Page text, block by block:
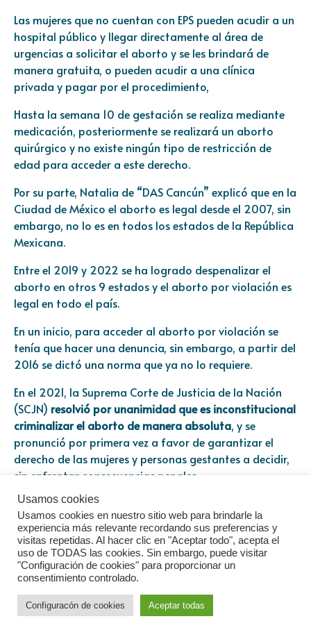
Las mujeres que no cuentan con EPS pueden acudir a un
hospital público y llegar directamente al área de
urgencias a solicitar el aborto y se les brindará de
manera gratuita, o pueden acudir a una clínica
privada y pagar por el procedimiento,
Hasta la semana 10 de gestación se realiza mediante
medicación, posteriormente se realizará un aborto
quirúrgico y no existe ningún tipo de restricción de
edad para acceder a este derecho.
Por su parte, Natalia de “DAS Cancún” explicó que en la
Ciudad de México el aborto es legal desde el 2007, sin
embargo, no lo es en todos los estados de la República
Mexicana.
Entre el 2019 y 2022 se ha logrado despenalizar el
aborto en otros 9 estados y el aborto por violación es
legal en todo el país.
En un inicio, para acceder al aborto por violación se
tenía que hacer una denuncia, sin embargo, a partir del
2016 se dictó una norma que ya no lo requiere.
En el 2021, la Suprema Corte de Justicia de la Nación
(SCJN) resolvió por unanimidad que es inconstitucional
criminalizar el aborto de manera absoluta, y se
pronunció por primera vez a favor de garantizar el
derecho de las mujeres y personas gestantes a decidir,
sin enfrentar consecuencias penales.
En México el tema es un poco más completo porque
hay muchos estados en los que es legal, no se realiza en
todos los hospitales y no todo el personal médico está
capacitado para realizarlo.
Aunque es importante recordar que debido a que la
SCJN declaró que es inconstitucional penalizar el
aborto, por lo que una mujer o persona gestante que
Usamos cookies
Usamos cookies en nuestro sitio web para brindarle la
experiencia más relevante recordando sus preferencias y
visitas repetidas. Al hacer clic en "Aceptar todo", acepta el
uso de TODAS las cookies. Sin embargo, puede visitar
"Configuración de cookies" para proporcionar un
consentimiento controlado.
Configuracón de cookies Aceptar todas